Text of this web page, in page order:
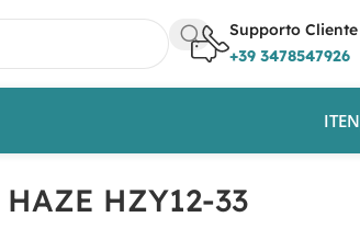
Supporto Cliente
+39 3478547926
ITEN
HZY12-33